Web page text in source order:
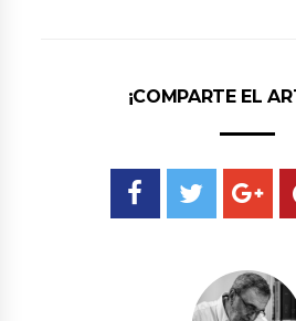
¡COMPARTE EL